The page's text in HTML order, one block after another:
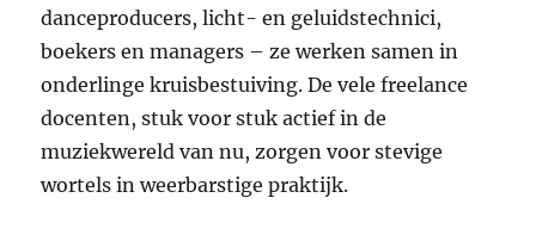
danceproducers, licht- en geluidstechnici,
boekers en managers – ze werken samen in
onderlinge kruisbestuiving. De vele freelance
docenten, stuk voor stuk actief in de
muziekwereld van nu, zorgen voor stevige
wortels in weerbarstige praktijk.